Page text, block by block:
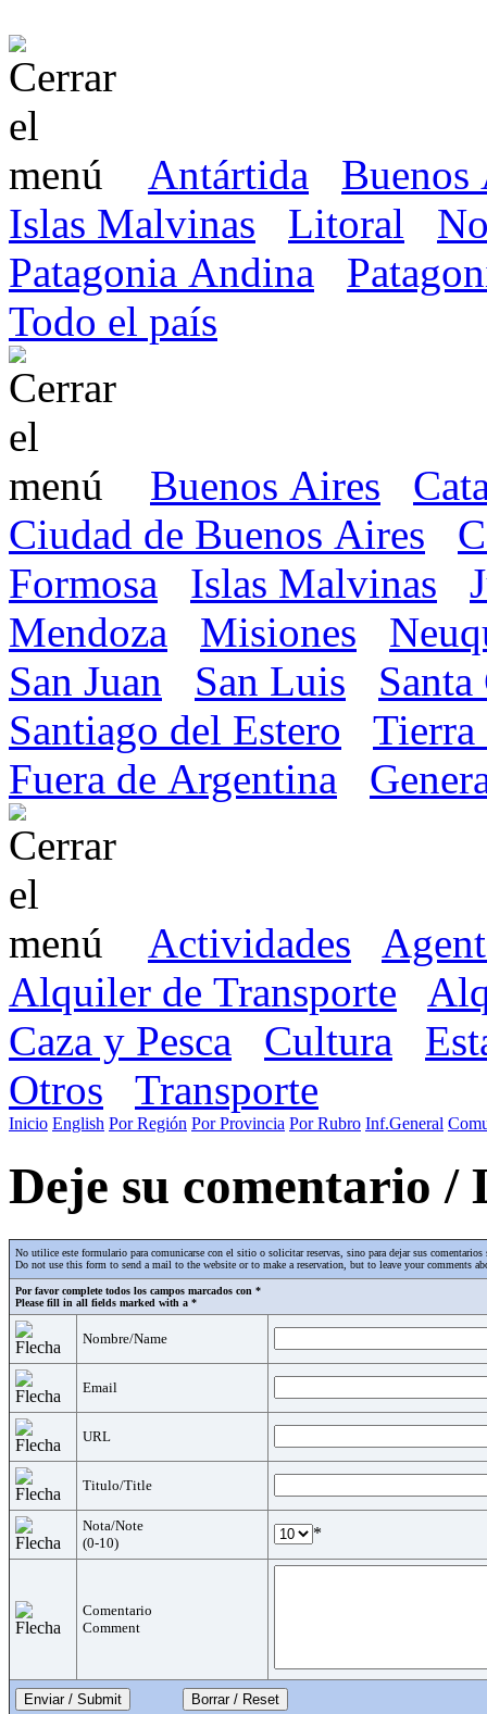
Antártida
Buenos
Islas Malvinas
Litoral
Patagonia Andina
Todo el país
Buenos Aires
Ciudad de Buenos Aires
Formosa
Islas Malvinas
Mendoza
Misiones
San Juan
San Luis
Santiago del Estero
Tierra
Fuera de Argentina
Actividades
Alquiler de Transporte
Caza y Pesca
Cultura
Otros
Transporte
Inicio English Por Región Por Provincia Por Rubro Inf.General
Deje su comentario /
No utilice este formulario para comunicarse con el sitio o solicitar reservas, sino para dejar sus
Do not use this form to send a mail to the website or to make a reservation, but to leave your comments
Por favor complete todos los campos marcados con *
Please fill in all fields marked with a *
Nombre/Name
Email
URL
Titulo/Title
Nota/Note
(0-10)
*
Comentario
Comment
Enviar / Submit